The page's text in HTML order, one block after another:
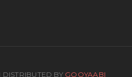
| DISTRIBUTED BY GOOYAABI